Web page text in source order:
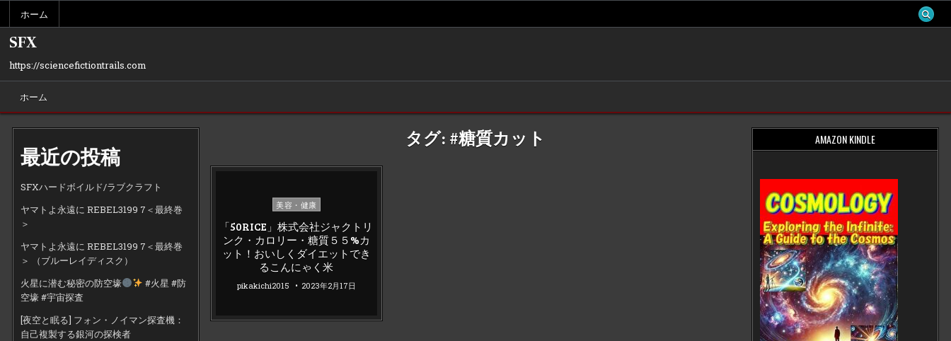
content
ホーム
SFX
https://sciencefictiontrails.com
ホーム
最近の投稿
SFXハードボイルド/ラブクラフト
ヤマトよ永遠に REBEL3199 7＜最終巻
＞
ヤマトよ永遠に REBEL3199 7＜最終巻
＞ （ブルーレイディスク）
火星に潜む秘密の防空壕
#火星 #防
空壕 #宇宙探査
[夜空と眠る] フォン・ノイマン探査機：
自己複製する銀河の探検者
タグ: #糖質カット
Posted
美容・健康
「50RICE」株式会社ジャクトリ
ンク・カロリー・糖質５５%カ
ット！おいしくダイエットでき
るこんにゃく米
pikakichi2015 2023年2月17日
AMAZON KINDLE